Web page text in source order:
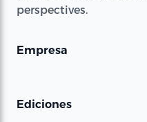
perspectives.
Empresa
Ediciones